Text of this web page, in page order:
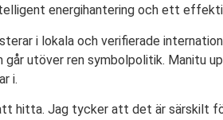
energihantering och ett
i lokala och verifierade
utöver ren symbolpolitik. Manitu
i.
hitta. Jag tycker att det är särskilt